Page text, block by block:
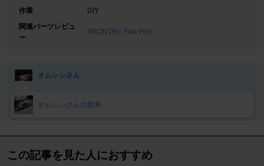
作業
DIY
関連パーツレビュ
ー
PRONTRY Flex Film
オムシンさん
オムシンさんの愛車
この記事を見た人におすすめ